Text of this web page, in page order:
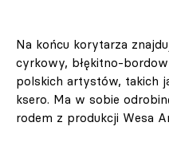
Na końcu korytarza
cyrkowy, błękitno-
polskich artystów, takich
ksero. Ma w sobie
rodem z produkcji Wesa